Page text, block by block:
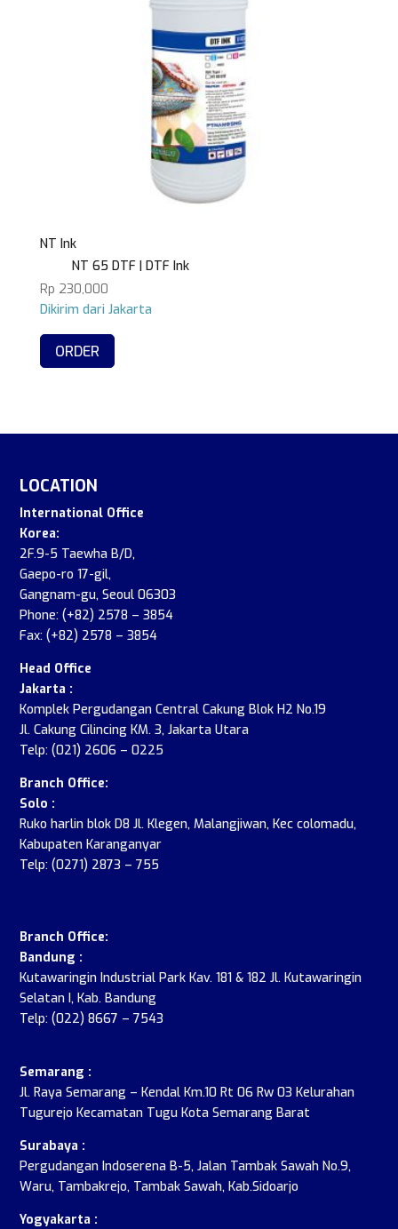
NT Ink
NT 65 DTF | DTF Ink
Rp 230,000
ORDER
memiliki
Pilihan
di
produk
LOCATION
International Office
Korea:
2F.9-5 Taewha B/D,
Gaepo-ro 17-gil,
Gangnam-gu, Seoul 06303
Phone: (+82) 2578 – 3854
Fax: (+82) 2578 – 3854
Head Office
Jakarta :
Komplek Pergudangan Central Cakung Blok H2 No.19
Jl. Cakung Cilincing KM. 3, Jakarta Utara
Telp: (021) 2606 – 0225
Branch Office:
Solo :
Ruko harlin blok D8 Jl. Klegen, Malangjiwan, Kec colomadu,
Kabupaten Karanganyar
Telp: (0271) 2873 – 755
Branch Office:
Bandung :
Kutawaringin Industrial Park Kav. 181 & 182 Jl. Kutawaringin
Selatan I, Kab. Bandung
Telp: (022) 8667 – 7543
Semarang :
Jl. Raya Semarang – Kendal Km.10 Rt 06 Rw 03 Kelurahan
Tugurejo Kecamatan Tugu Kota Semarang Barat
Surabaya :
Pergudangan Indoserena B-5, Jalan Tambak Sawah No.9,
Waru, Tambakrejo, Tambak Sawah, Kab.Sidoarjo
Yogyakarta :